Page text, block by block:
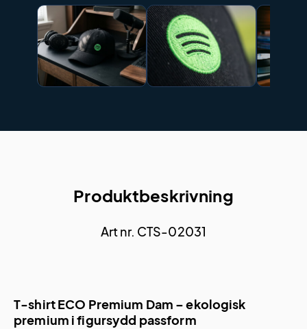
Produktbeskrivning
Art nr. CTS-02031
T-shirt ECO Premium Dam – ekologisk
premium i figursydd passform